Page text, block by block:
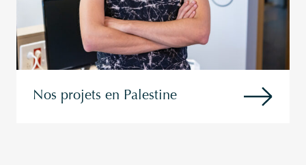
Nos projets en Palestine